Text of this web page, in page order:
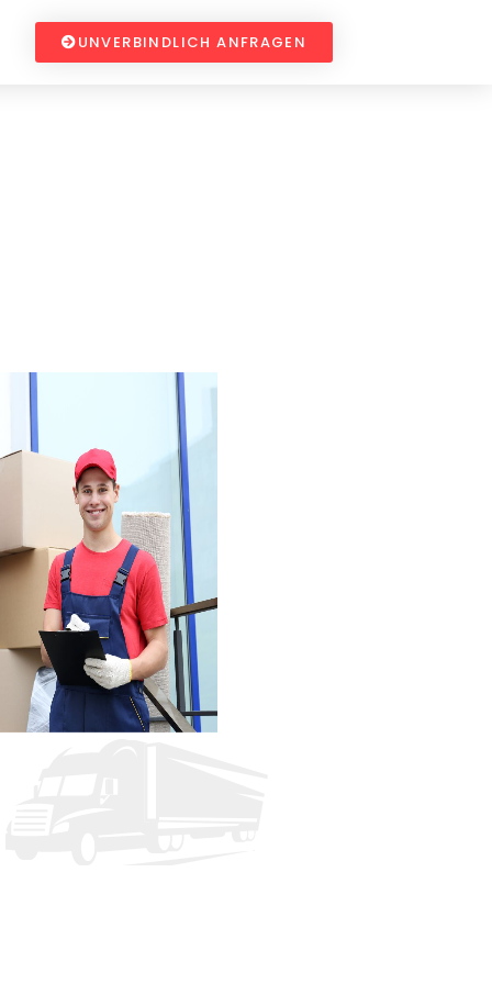
UNVERBINDLICH ANFRAGEN